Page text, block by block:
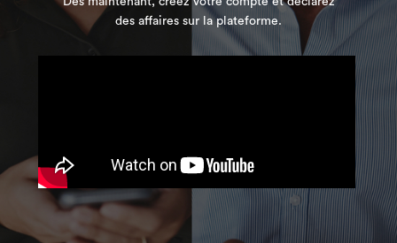
des affaires sur la plateforme.